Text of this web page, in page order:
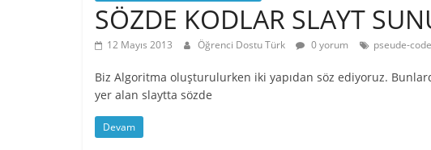
SÖZDE KODLAR SLAYT
12 Mayıs 2013 Öğrenci Dostu Türk 0 yorum pseude-
Biz Algoritma oluşturulurken iki yapıdan söz ediyoruz.
yer alan slaytta sözde
Devam